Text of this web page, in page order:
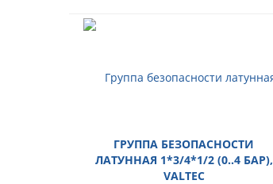
ГРУППА БЕЗОПАСНОСТИ
ЛАТУННАЯ 1*3/4*1/2 (0..4 БАР),
VALTEC